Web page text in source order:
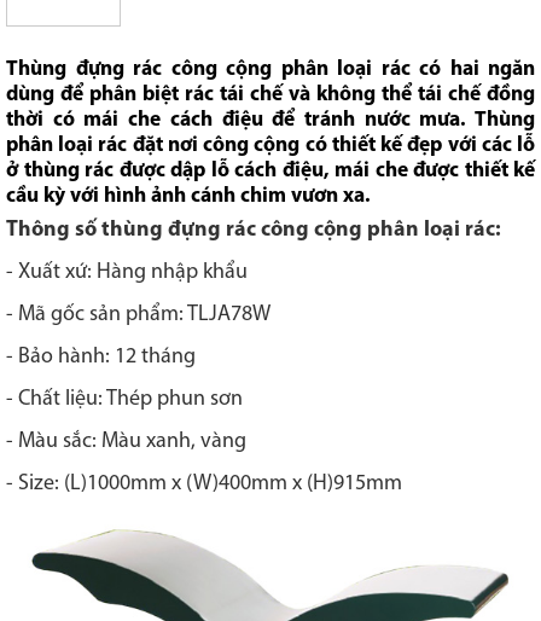
Thùng đựng rác công cộng phân loại rác có hai ngăn
dùng để phân biệt rác tái chế và không thể tái chế đồng
thời có mái che cách điệu để tránh nước mưa. Thùng
phân loại rác đặt nơi công cộng có thiết kế đẹp với các lỗ
ở thùng rác được dập lỗ cách điệu, mái che được thiết kế
cầu kỳ với hình ảnh cánh chim vươn xa.
Thông số thùng đựng rác công cộng phân loại rác:
- Xuất xứ: Hàng nhập khẩu
- Mã gốc sản phẩm: TLJA78W
- Bảo hành: 12 tháng
- Chất liệu: Thép phun sơn
- Màu sắc: Màu xanh, vàng
- Size: (L)1000mm x (W)400mm x (H)915mm